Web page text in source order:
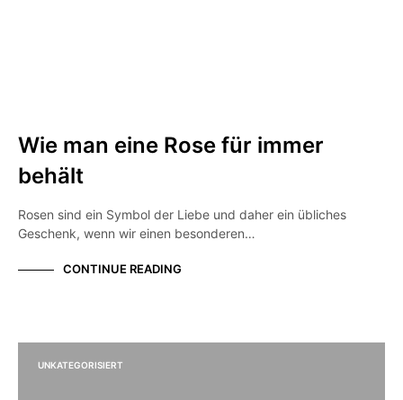
Wie man eine Rose für immer
behält
Rosen sind ein Symbol der Liebe und daher ein übliches
Geschenk, wenn wir einen besonderen…
CONTINUE READING
UNKATEGORISIERT